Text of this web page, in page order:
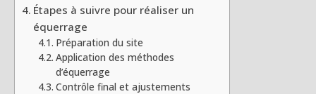
Étapes à suivre pour réaliser un
équerrage
Préparation du site
Application des méthodes
d’équerrage
Contrôle final et ajustements